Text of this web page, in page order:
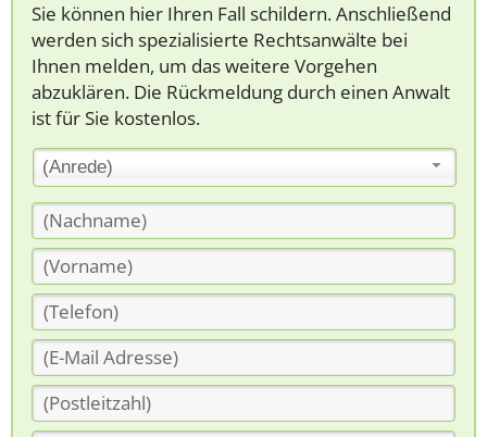
Sie können hier Ihren Fall schildern. Anschließend
werden sich spezialisierte Rechtsanwälte bei
Ihnen melden, um das weitere Vorgehen
abzuklären. Die Rückmeldung durch einen Anwalt
ist für Sie kostenlos.
(Anrede)